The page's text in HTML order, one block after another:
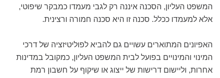
המשפט העליון, הסכנה איננה רק לגבי מעמדו כמבקר שיפוטי,
אלא למעמדו ככלל. סכנה זו היא סכנה חמורה ורצינית.
האפיונים המתוארים עשויים גם להביא לפוליטיזציה של דרכי
המינוי והמינויים בפועל לבית המשפט העליון, כמקובל במדינות
אחרות, וליישום דרישות של ייצוג או שיקוף על חשבון רמת